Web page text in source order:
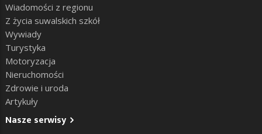
Wiadomości z regionu
Z życia suwalskich szkół
Wywiady
Turystyka
Motoryzacja
Nieruchomości
Zdrowie i uroda
Artykuły
Nasze serwisy